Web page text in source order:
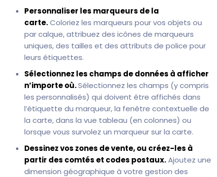
Personnaliser les marqueurs de la
carte.Coloriez les marqueurs pour vos objets ou
par calque, attribuez des icônes de marqueurs
uniques, des tailles et des attributs de police pour
leurs étiquettes.
Sélectionnez les champs de données à afficher
n’importe où.Sélectionnez les champs (y compris
les personnalisés) qui doivent être affichés dans
l’étiquette du marqueur, la fenêtre contextuelle de
la carte, dans la vue tableau (en colonnes) ou
lorsque vous survolez un marqueur sur la carte.
Dessinez vos zones de vente, ou créez-les à
partir des comtés et codes postaux.Ajoutez une
dimension géographique à votre gestion des